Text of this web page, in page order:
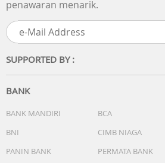
penawaran menarik.
SUPPORTED BY :
BANK
BANK MANDIRI BCA
BNI
CIMB NIAGA
PANIN BANK
PERMATA BANK